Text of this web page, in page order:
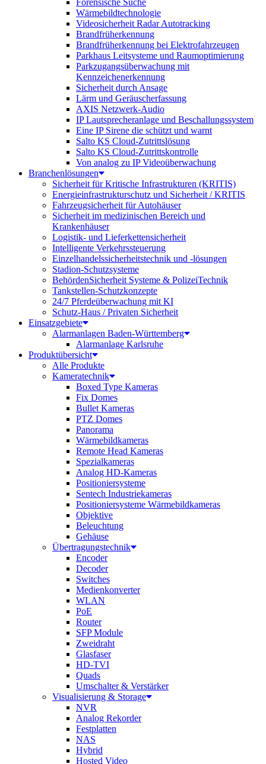
Forensische Suche
Wärmebildtechnologie
Videosicherheit Radar Autotracking​
Brandfrüherkennung
Brandfrüherkennung bei Elektrofahrzeugen
Parkhaus Leitsysteme und Raumoptimierung
Parkzugangsüberwachung mit
Kennzeichenerkennung
Sicherheit durch Ansage
Lärm und Geräuscherfassung
AXIS Netzwerk-Audio
IP Lautsprecheranlage und Beschallungssystem
Eine IP Sirene die schützt und warnt
Salto KS Cloud-Zutrittslösung
Salto KS Cloud-Zutrittskontrolle
Von analog zu IP Videoüberwachung
Branchenlösungen
Sicherheit für Kritische Infrastrukturen (KRITIS)
Energieinfrastrukturschutz und Sicherheit / KRITIS
Fahrzeugsicherheit für Autohäuser
Sicherheit im medizinischen Bereich und
Krankenhäuser
Logistik- und Lieferkettensicherheit
Intelligente Verkehrssteuerung
Einzelhandelssicherheitstechnik und -lösungen
Stadion-Schutzsysteme
BehördenSicherheit Systeme & PolizeiTechnik
Tankstellen-Schutzkonzepte​
24/7 Pferdeüberwachung mit KI
Schutz-Haus / Privaten Sicherheit
Einsatzgebiete
Alarmanlagen Baden-Württemberg
Alarmanlage Karlsruhe
Produktübersicht
Alle Produkte
Kameratechnik
Boxed Type Kameras
Fix Domes
Bullet Kameras
PTZ Domes
Panorama
Wärmebildkameras
Remote Head Kameras
Spezialkameras
Analog HD-Kameras
Positioniersysteme
Sentech Industriekameras
Positioniersysteme Wärmebildkameras
Objektive
Beleuchtung
Gehäuse
Übertragungstechnik
Encoder
Decoder
Switches
Medienkonverter
WLAN
PoE
Router
SFP Module
Zweidraht
Glasfaser
HD-TVI
Quads
Umschalter & Verstärker
Visualisierung & Storage
NVR
Analog Rekorder
Festplatten
NAS
Hybrid
Hosted Video